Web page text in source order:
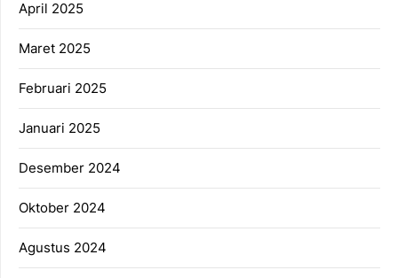
April 2025
Maret 2025
Februari 2025
Januari 2025
Desember 2024
Oktober 2024
Agustus 2024